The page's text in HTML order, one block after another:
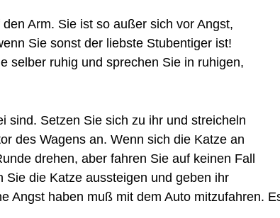
Arm. Sie ist so außer sich vor Angst,
Sie sonst der liebste Stubentiger ist!
selber ruhig und sprechen Sie in ruhigen,
sind. Setzen Sie sich zu ihr und streicheln
des Wagens an. Wenn sich die Katze an
drehen, aber fahren Sie auf keinen Fall
die Katze aussteigen und geben ihr
Angst haben muß mit dem Auto mitzufahren.